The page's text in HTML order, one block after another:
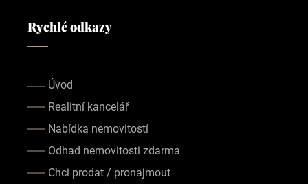
Rychlé odkazy
Úvod
Realitní kancelář
Nabídka nemovitostí
Odhad nemovitosti zdarma
Chci prodat / pronajmout